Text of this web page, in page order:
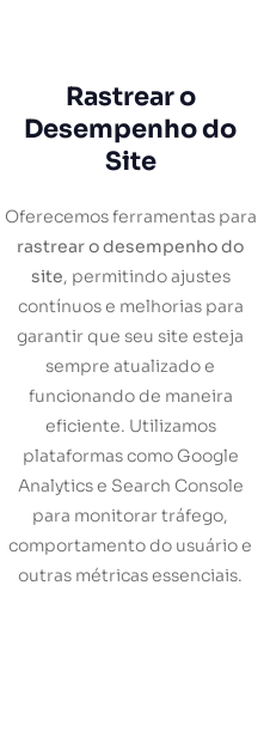
Rastrear o
Desempenho do
Site
Oferecemos ferramentas para
rastrear o desempenho do
site, permitindo ajustes
contínuos e melhorias para
garantir que seu site esteja
sempre atualizado e
funcionando de maneira
eficiente. Utilizamos
plataformas como Google
Analytics e Search Console
para monitorar tráfego,
comportamento do usuário e
outras métricas essenciais.